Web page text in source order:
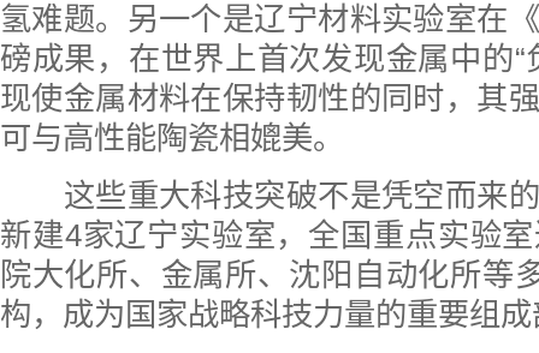
氢难题。另一个是辽宁材料实验室在
磅成果，在世界上首次发现金属中的“
现使金属材料在保持韧性的同时，其
可与高性能陶瓷相媲美。
这些重大科技突破不是凭空而来的
新建4家辽宁实验室，全国重点实验
院大化所、金属所、沈阳自动化所等
构，成为国家战略科技力量的重要组